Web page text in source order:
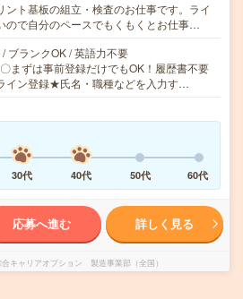
ント基板の組立・検査のお仕事です。ライ
ので自分のペースでもくもくとお仕事…
ブランクOK / 英語力不要
まずは事前登録だけでもOK！履歴書不要
イン登録★氏名・職種などを入力す…
30代 40代 50代 60代
応募へ進む 詳しく見る
キャリアオプション 製造事業部（全国）